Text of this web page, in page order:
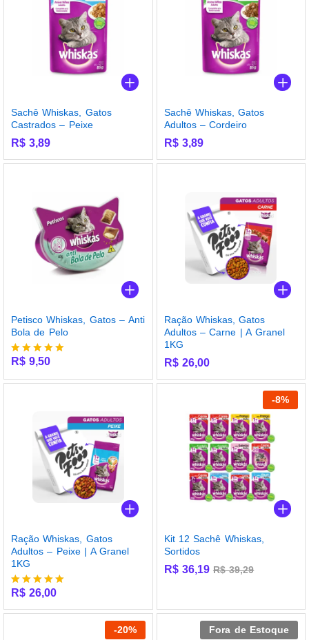
Sachê Whiskas, Gatos
Castrados – Peixe
R$ 3,89
Sachê Whiskas, Gatos
Adultos – Cordeiro
R$3,89
Petisco Whiskas, Gatos – Anti
Bola de Pelo
Avaliação
de 5
R$ 9,50
Ração Whiskas, Gatos
Adultos – Carne | A Granel
1KG
R$26,00
Ração Whiskas, Gatos
Adultos – Peixe | A Granel
1KG
Avaliação
de 5
R$ 26,00
-8%
Kit 12 Sachê Whiskas,
Sortidos
R$36,19 R$39,29
-20% Fora de Estoque